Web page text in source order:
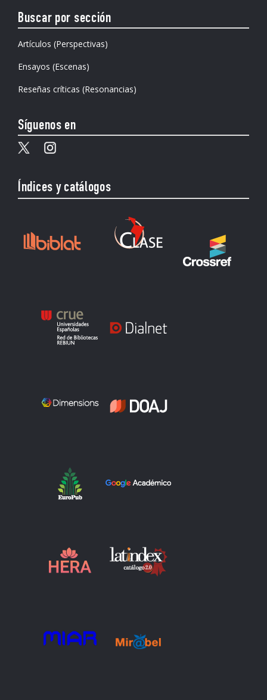
Buscar por sección
Artículos (Perspectivas)
Ensayos (Escenas)
Reseñas críticas (Resonancias)
Síguenos en
Índices y catálogos